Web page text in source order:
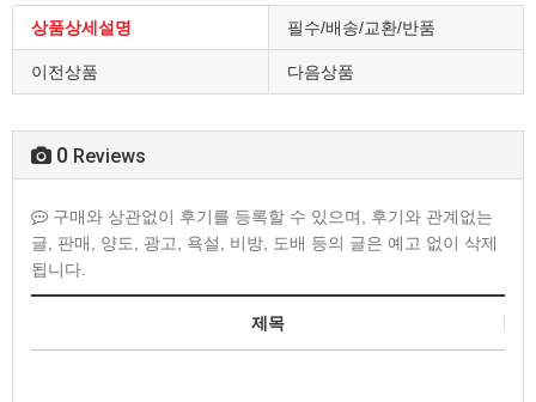
상품상세설명 필수/배송/교환/반품
이전상품 다음상품
0 Reviews
구매와 상관없이 후기를 등록할 수 있으며, 후기와 관계없는
글, 판매, 양도, 광고, 욕설, 비방, 도배 등의 글은 예고 없이 삭제
됩니다.
제목